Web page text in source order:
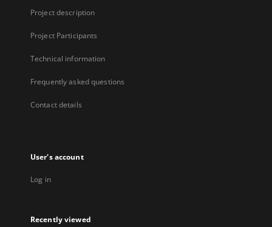
Project description
Project Participants
Technical information
Frequently asked questions
Contact details
User's account
Log in
Recently viewed